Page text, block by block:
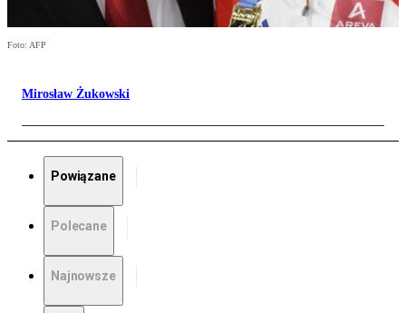
Foto: AFP
Mirosław Żukowski
Powiązane
Polecane
Najnowsze